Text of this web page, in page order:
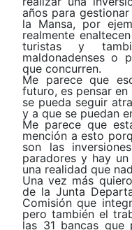
años para
la Mansa, por
realmente
turistas y
maldonadenses o
que concurren.
Me parece que
futuro, es pensar
se pueda seguir
y a que se puedan
Me parece que
mención a esto
son las
paradores y hay
una realidad que
Una vez más
de la Junta
Comisión que
pero también el
las 31 bancas que